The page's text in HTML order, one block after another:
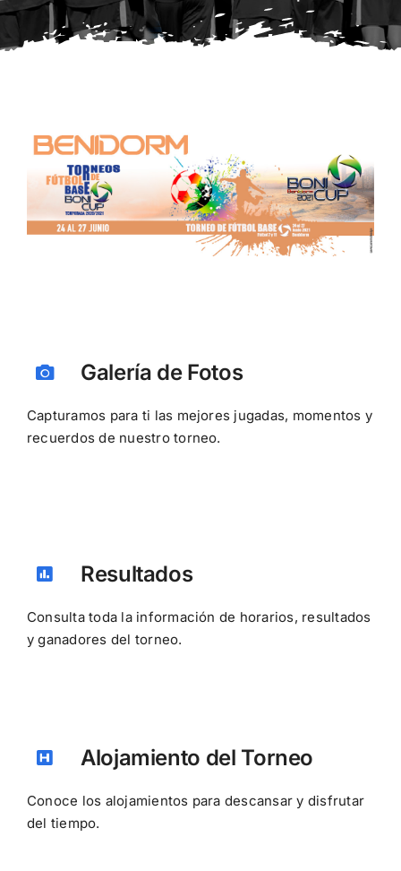
Galería de Fotos
Capturamos para ti las mejores jugadas, momentos y
recuerdos de nuestro torneo.
Resultados
Consulta toda la información de horarios, resultados
y ganadores del torneo.
Alojamiento del Torneo
Conoce los alojamientos para descansar y disfrutar
del tiempo.